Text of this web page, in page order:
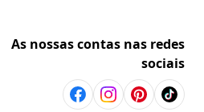
As nossas contas nas redes
sociais